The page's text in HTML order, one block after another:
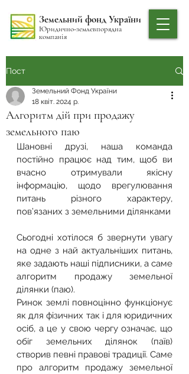
Земельний фонд України
Юридично-землевпорядна
компанія
Пост
Алгоритм дій при продажу
земельного паю
Земельний Фонд України
18 квіт. 2024 р.
Шановні друзі, наша команда
постійно працює над тим, щоб ви
вчасно отримували якісну
інформацію, щодо врегулювання
питань різного характеру,
пов’язаних з земельними ділянками
Сьогодні хотілося б звернути увагу
на одне з най актуальніших питань,
яке задають наші підписники, а саме
алгоритм продажу земельної
ділянки (паю).
Ринок землі повноцінно функціонує
як для фізичних так і для юридичних
осіб, а це у свою чергу означає, що
обіг земельних ділянок (паїв)
створив певні правові традиції. Саме
про алгоритм продажу земельної